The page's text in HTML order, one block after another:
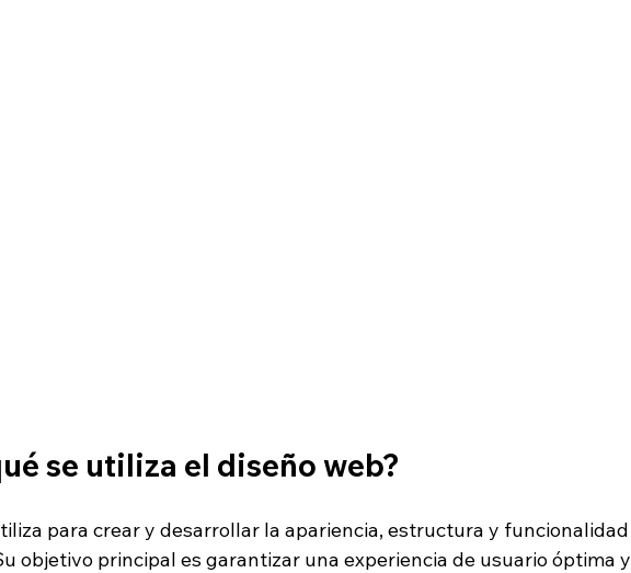
se utiliza el diseño web?
para crear y desarrollar la apariencia, estructura y funcionalidad
objetivo principal es garantizar una experiencia de usuario óptima y